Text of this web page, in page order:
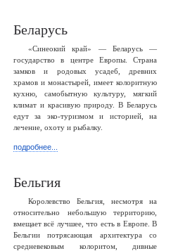
Беларусь
«Синеокий край» — Беларусь —
государство в центре Европы. Страна
замков и родовых усадеб, древних
храмов и монастырей, имеет колоритную
кухню, самобытную культуру, мягкий
климат и красивую природу. В Беларусь
едут за эко-туризмом и историей, на
лечение, охоту и рыбалку.
подробнее...
Бельгия
Королевство Бельгия, несмотря на
относительно небольшую территорию,
вмещает всё лучшее, что есть в Европе. В
Бельгии потрясающая архитектура со
средневековым колоритом, дивные